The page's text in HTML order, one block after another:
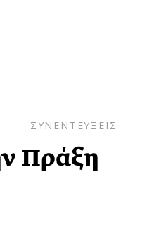
ΣΥΝΕΝΤΕΥΞΕΙΣ
Πράξη